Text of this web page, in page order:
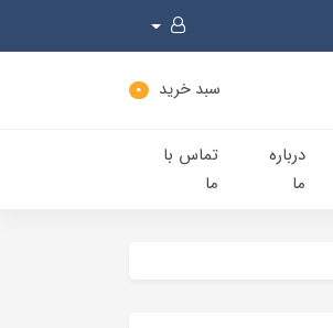
سبد خرید 0
درباره
ما
تماس با
ما